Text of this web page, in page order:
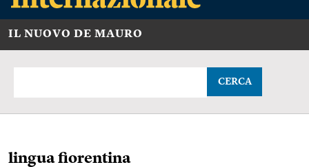
IL NUOVO DE MAURO
CERCA
lingua fiorentina